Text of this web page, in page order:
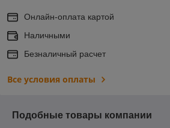
Онлайн-оплата картой
Наличными
Безналичный расчет
Все условия оплаты
Подобные товары компании